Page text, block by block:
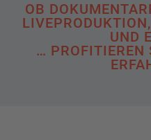
OB
UND
… PROFITIEREN